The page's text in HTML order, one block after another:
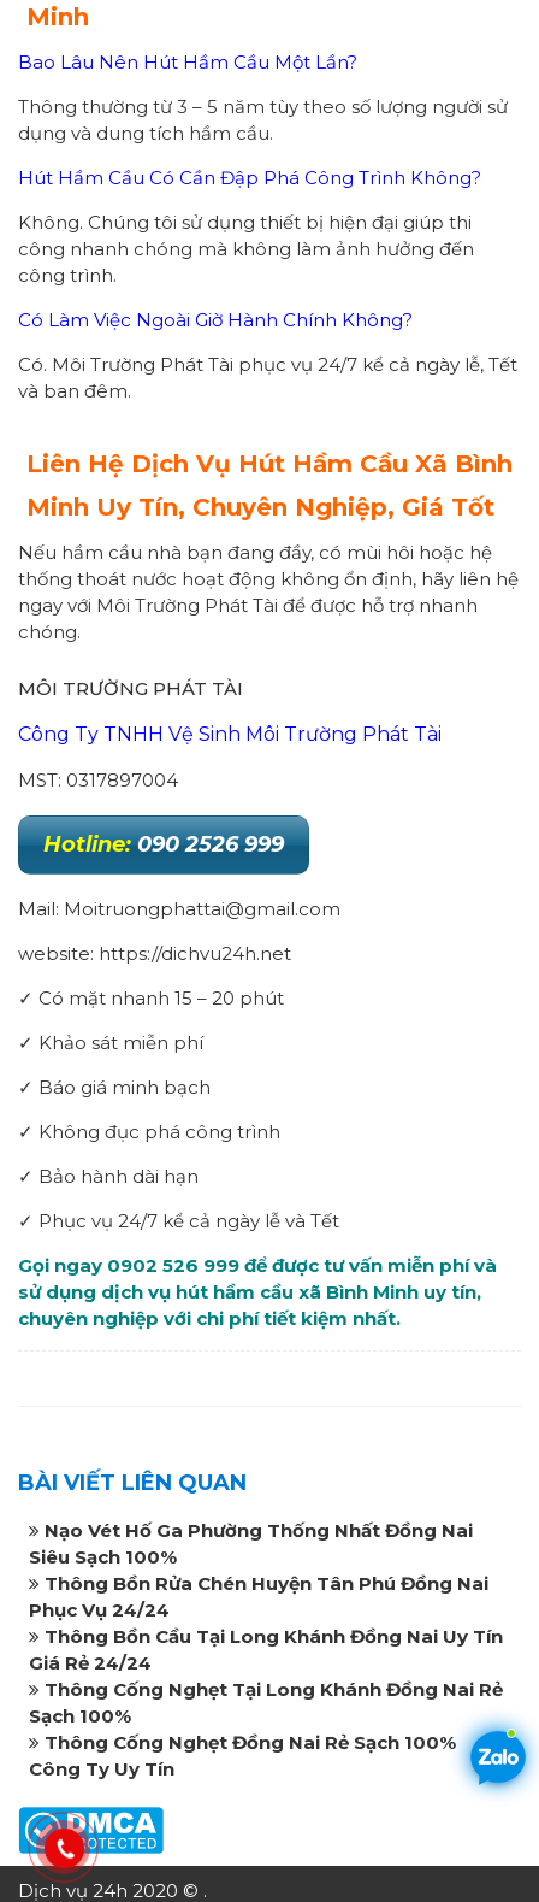
Minh
Bao Lâu Nên Hút Hầm Cầu Một Lần?
Thông thường từ 3 – 5 năm tùy theo số lượng người sử
dụng và dung tích hầm cầu.
Hút Hầm Cầu Có Cần Đập Phá Công Trình Không?
Không. Chúng tôi sử dụng thiết bị hiện đại giúp thi
công nhanh chóng mà không làm ảnh hưởng đến
công trình.
Có Làm Việc Ngoài Giờ Hành Chính Không?
Có. Môi Trường Phát Tài phục vụ 24/7 kể cả ngày lễ, Tết
và ban đêm.
Liên Hệ Dịch Vụ Hút Hầm Cầu Xã Bình
Minh Uy Tín, Chuyên Nghiệp, Giá Tốt
Nếu hầm cầu nhà bạn đang đầy, có mùi hôi hoặc hệ
thống thoát nước hoạt động không ổn định, hãy liên hệ
ngay với Môi Trường Phát Tài để được hỗ trợ nhanh
chóng.
MÔI TRƯỜNG PHÁT TÀI
Công Ty TNHH Vệ Sinh Môi Trường Phát Tài
MST: 0317897004
Hotline: 090 2526 999
Mail: Moitruongphattai@gmail.com
website: https://dichvu24h.net
✓ Có mặt nhanh 15 – 20 phút
✓ Khảo sát miễn phí
✓ Báo giá minh bạch
✓ Không đục phá công trình
✓ Bảo hành dài hạn
✓ Phục vụ 24/7 kể cả ngày lễ và Tết
Gọi ngay 0902 526 999 để được tư vấn miễn phí và
sử dụng dịch vụ hút hầm cầu xã Bình Minh uy tín,
chuyên nghiệp với chi phí tiết kiệm nhất.
BÀI VIẾT LIÊN QUAN
Nạo Vét Hố Ga Phường Thống Nhất Đồng Nai
Siêu Sạch 100%
Thông Bồn Rửa Chén Huyện Tân Phú Đồng Nai
Phục Vụ 24/24
Thông Bồn Cầu Tại Long Khánh Đồng Nai Uy Tín
Giá Rẻ 24/24
Thông Cống Nghẹt Tại Long Khánh Đồng Nai Rẻ
Sạch 100%
Thông Cống Nghẹt Đồng Nai Rẻ Sạch 100%
Công Ty Uy Tín
Dịch vụ 24h 2020 © .